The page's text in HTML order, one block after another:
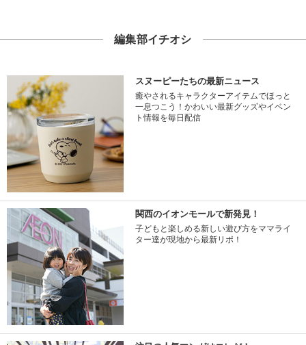
編集部イチオシ
スヌーピーたちの最新ニュース
癒やされるキャラクターアイテムでほっと
一息つこう！かわいい最新グッズやイベン
ト情報を毎日配信
関西のイオンモールで新発見！
子どもと楽しめる新しい遊び方をママライ
ター達が現地から最新リポ！